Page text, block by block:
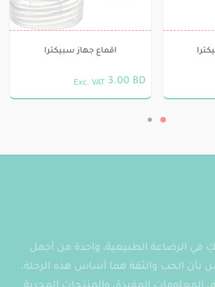
المختلفة
لهذا
اقماع جهاز سبيكترا
3.00 BD
Exc. VAT
هناك
الأشكال
اختيار
الخيارات
في الرضاعة الطبيعية، واحدة من أجمل
بأن الحب والثقة هما أساس هذه الرحلة،